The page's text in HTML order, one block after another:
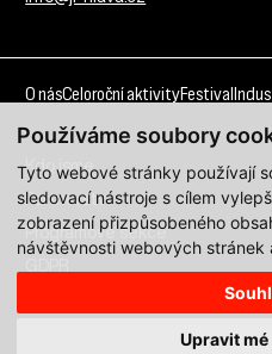
Používáme soubory
Tyto webové stránky používají
sledovací nástroje s cílem
zobrazení přizpůsobeného
návštěvnosti webových stránek
Upravit
O násCeloroční aktivityFestival
Kdo jsme
Partnerství
Programové sekce
Všechna práva vyhrazena DOC.DREAM services s. r. o.
Zásady zpracování osobních údajů pro MFDF Ji.hlava